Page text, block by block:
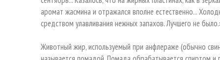
аромат жасмина и отражался вполне естественно...
средством улавливания нежных запахов. Лучшего не
Животный жир, используемый при анфлераже (обычно